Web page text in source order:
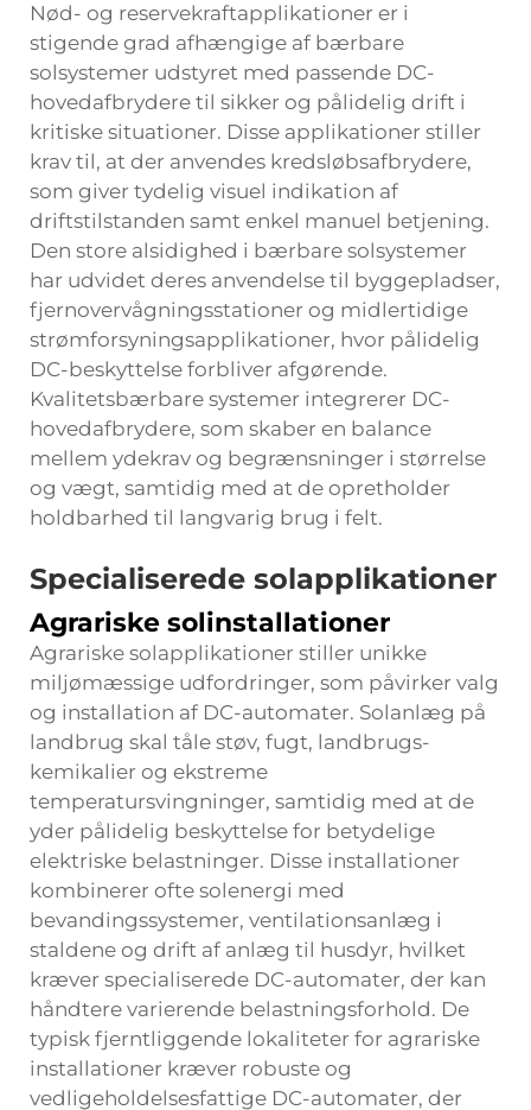
Nød- og reservekraftapplikationer er i
stigende grad afhængige af bærbare
solsystemer udstyret med passende DC-
hovedafbrydere til sikker og pålidelig drift i
kritiske situationer. Disse applikationer stiller
krav til, at der anvendes kredsløbsafbrydere,
som giver tydelig visuel indikation af
driftstilstanden samt enkel manuel betjening.
Den store alsidighed i bærbare solsystemer
har udvidet deres anvendelse til byggepladser,
fjernovervågningsstationer og midlertidige
strømforsyningsapplikationer, hvor pålidelig
DC-beskyttelse forbliver afgørende.
Kvalitetsbærbare systemer integrerer DC-
hovedafbrydere, som skaber en balance
mellem ydekrav og begrænsninger i størrelse
og vægt, samtidig med at de opretholder
holdbarhed til langvarig brug i felt.
Specialiserede solapplikationer
Agrariske solinstallationer
Agrariske solapplikationer stiller unikke
miljømæssige udfordringer, som påvirker valg
og installation af DC-automater. Solanlæg på
landbrug skal tåle støv, fugt, landbrugs-
kemikalier og ekstreme
temperatursvingninger, samtidig med at de
yder pålidelig beskyttelse for betydelige
elektriske belastninger. Disse installationer
kombinerer ofte solenergi med
bevandingssystemer, ventilationsanlæg i
staldene og drift af anlæg til husdyr, hvilket
kræver specialiserede DC-automater, der kan
håndtere varierende belastningsforhold. De
typisk fjerntliggende lokaliteter for agrariske
installationer kræver robuste og
vedligeholdelsesfattige DC-automater, der